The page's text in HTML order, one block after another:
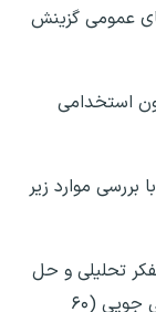
عمومی گزینش
استخدامی
موارد زیر
تحلیلی و حل
مسئله، مهارت‌های ارتباطی، یادگیری و تعالی جویی (۶۰